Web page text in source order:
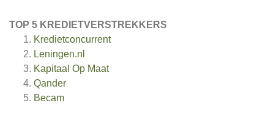
TOP 5 KREDIETVERSTREKKERS
Kredietconcurrent
Leningen.nl
Kapitaal Op Maat
Qander
Becam